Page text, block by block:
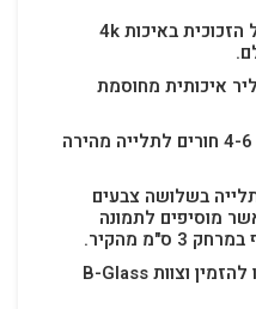
התמונה מודפסת ישירות על הזכוכית באיכות 4k
איכותית מחוסמת
עובי הזכוכית 6 מ"מ הכולל 4-6 חורים לתלייה מהירה
בשלושה צבעים
מוסיפים לתמונה
מהקיר.
אז למה אתם מחכים? מהרו להזמין וצוות B-Glass